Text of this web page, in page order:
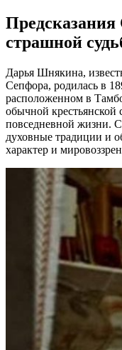
страшной
Дарья Шнякина,
Сепфора, родилась в
расположенном в
обычной крестьянской
повседневной жизни.
духовные традиции и
характер и